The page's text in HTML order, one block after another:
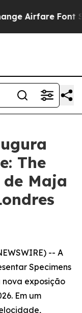
Airfare Font
The
Maja
-- A
Specimens
nova exposição
Em um